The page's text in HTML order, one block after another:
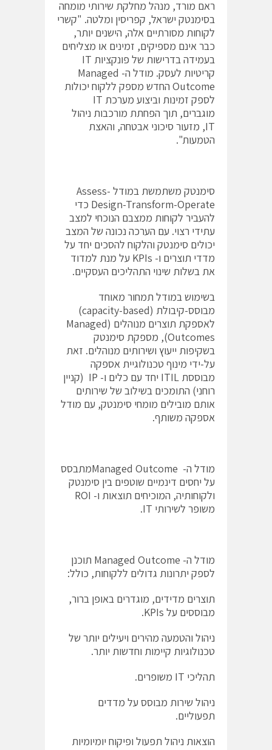
ראם מורד, מנהל מחלקת שירותי מומחה
בסימנטק ישראל, קפריסין ומלטה. "קשרי
לקוחות מסורתיים אלה, הישנים יותר,
כבר אינם מספיקים, זמינים או מצליחים
בעמידה בדרישות של פונקציות IT
קריטיות לעסק. מודל ה- Managed
Outcome החדש מספק ללקוח יכולות
לספק זמינות וביצוע מערכת IT
מוגברים, תוך הפחתת מורכבות ניהול
IT, מזעור סיכוני אבטחה, והאצת
הטמעות".
סימנטק משתמשת במודל Assess-
Design-Transform-Operate כדי
להעביר לקוחות ממצבם הנוכחי למצב
עתידי רצוי. עם הערכה נכונה של המצב
יכולים סימנטק והלקוח להסכים יחד על
מדדי תוצרים ו- KPIs על מנת למדוד
את בשלות שינוי התהליכים העסקיים.
בשימוש במודל תמחור מאוחד
מבוסס-קיבולת (capacity-based)
לאספקת תוצרים מנוהלים (Managed
Outcomes), מספקת סימנטק
בשקיפות ייעוץ ושירותים מנוהלים. זאת
על-ידי מינוף טכנולוגיית אספקה
מבוססת ITIL יחד עם כלים ו- IP (קניין
רוחני) התומכים בשילוב של שירותים
אותם מובילים מומחי סימנטק, עם מודל
אספקה משותף.
מודל ה- Managed Outcomeמתבסס
על יחסים דינמיים שוטפים בין סימנטק
ולקוחותיה, המוכיחים תוצאות ו- ROI
משופר לשירותי IT.
מודל ה- Managed Outcome תוכנן
לספק יתרונות גדולים ללקוחות, כולל:
תוצרים מדידים, מוגדרים באופן ברור,
מבוססים על KPIs.
ניהול והטמעה מהירים ויעילים יותר של
טכנולוגיות קיימות וחדשות יותר.
תהליכי IT משופרים.
ניהול שירות מבוסס על מדדים
תפעוליים.
הוצאות ניהול תפעול ופיקוח יומיומיות